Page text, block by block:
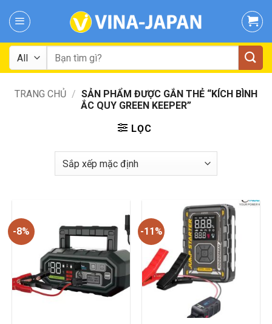
Tìm
kiếm:
TRANG CHỦ / SẢN PHẨM ĐƯỢC GẮN THẺ “KÍCH BÌNH
ẮC QUY GREEN KEEPER”
LỌC
-8% -11%